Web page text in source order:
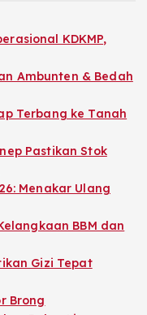
KDKMP,
Ambunten & Bedah
Terbang ke Tanah
Pastikan Stok
Menakar Ulang
BBM dan
Gizi Tepat
Brong